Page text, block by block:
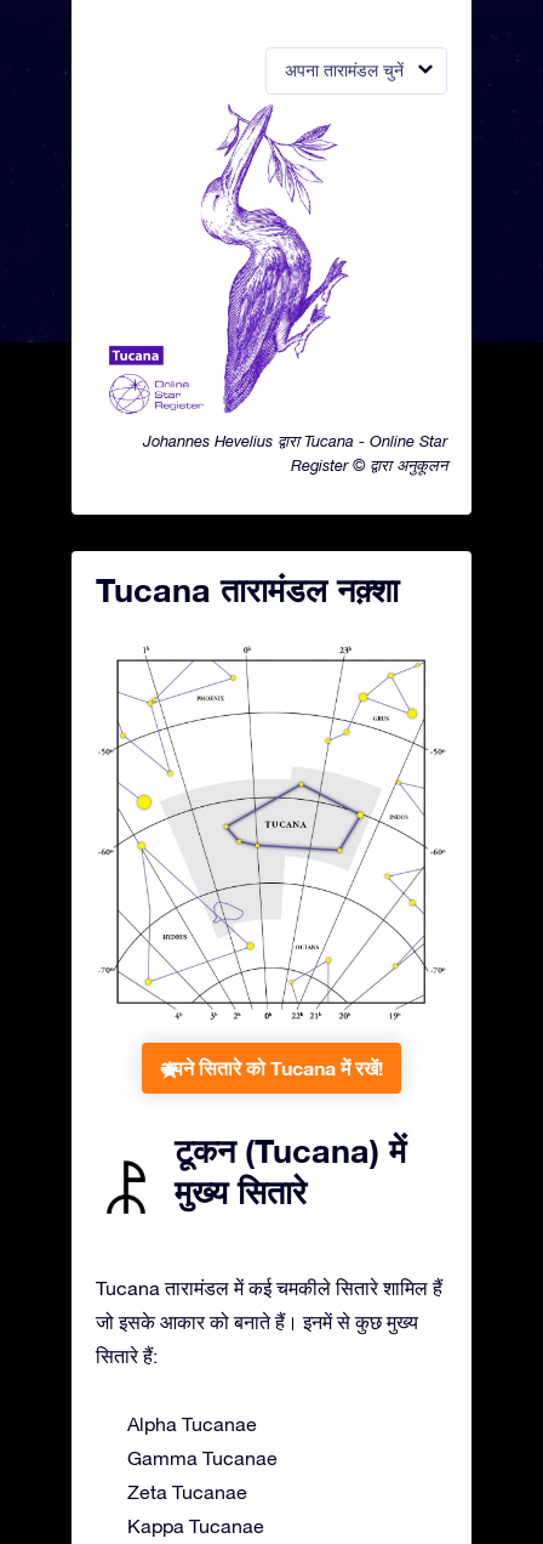
अपना तारामंडल चुनें
Johannes Hevelius द्वारा Tucana - Online Star
Register © द्वारा अनुकूलन
Tucana तारामंडल नक़्शा
अपने सितारे को Tucana में रखें!
टूकन (Tucana) में
मुख्य सितारे
Tucana तारामंडल में कई चमकीले सितारे शामिल हैं
जो इसके आकार को बनाते हैं। इनमें से कुछ मुख्य
सितारे हैं:
Alpha Tucanae
Gamma Tucanae
Zeta Tucanae
Kappa Tucanae